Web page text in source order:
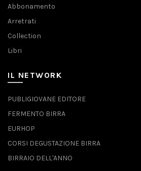
Abbonamento
Arretrati
Collection
Libri
IL NETWORK
PUBLIGIOVANE EDITORE
FERMENTO BIRRA
EURHOP
CORSI DEGUSTAZIONE BIRRA
BIRRAIO DELL'ANNO